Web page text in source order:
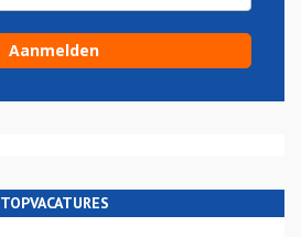
TOPVACATURES